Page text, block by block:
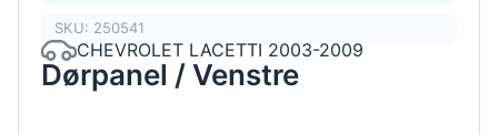
SKU: 250541
CHEVROLET LACETTI 2003-2009
Dørpanel / Venstre